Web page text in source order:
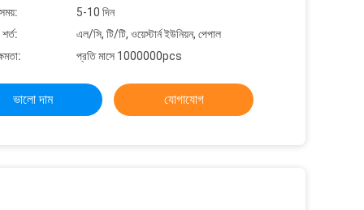
5-10 দিন
এল/সি, টি/টি, ওয়েস্টার্ন ইউনিয়ন, পেপাল
প্রতি মাসে 1000000pcs
ভালো দাম যোগাযোগ